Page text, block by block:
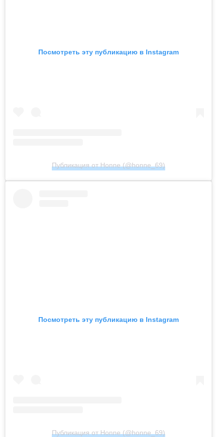
Посмотреть эту публикацию в Instagram
Публикация от Honne (@honne_69)
Посмотреть эту публикацию в Instagram
Публикация от Honne (@honne_69)